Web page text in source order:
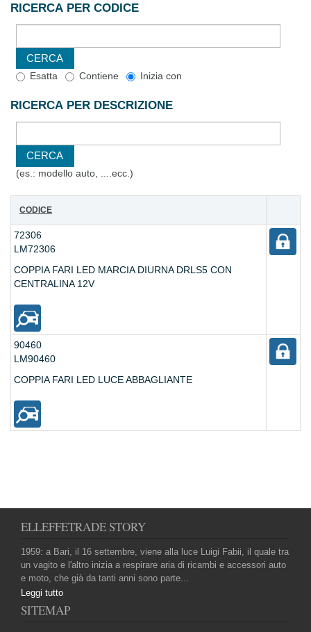
RICERCA PER CODICE
Esatta Contiene Inizia con
RICERCA PER DESCRIZIONE
(es.: modello auto, ....ecc.)
CODICE
72306
LM72306
COPPIA FARI LED MARCIA DIURNA DRLS5 CON
CENTRALINA 12V
90460
LM90460
COPPIA FARI LED LUCE ABBAGLIANTE
ELLEFFETRADE STORY
1959: a Bari, il 16 settembre, viene alla luce Luigi Fabii, il quale tra
un vagito e l'altro inizia a respirare aria di ricambi e accessori auto
e moto, che già da tanti anni sono parte...
Leggi tutto
SITEMAP